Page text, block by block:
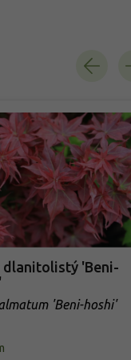
dlanitolistý 'Beni-
'Beni-hoshi'